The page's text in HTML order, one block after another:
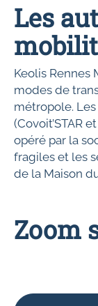
Les
Keolis Rennes
modes de
métropole.
(Covoit’STAR
opéré par la
fragiles et les
de la Maison
Zoom